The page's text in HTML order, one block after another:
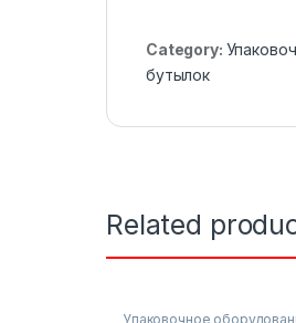
Category:
бутылок
Related
Упаковочное